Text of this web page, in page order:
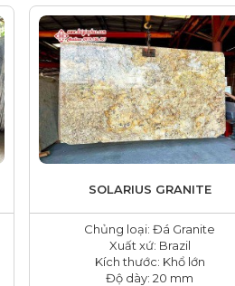
SOLARIUS GRANITE
Chủng loại: Đá Granite
Xuất xứ: Brazil
Kích thước: Khổ lớn
Độ dày: 20 mm